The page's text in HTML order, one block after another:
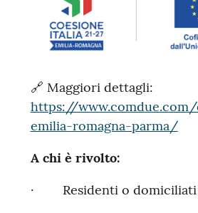
🔗 Maggiori dettagli:
https://
emilia-romagna-parma/
A chi è rivolto:
· Residenti o domiciliati